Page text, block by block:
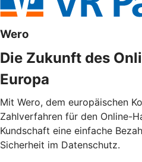
Wero
Die Zukunft des
Europa
Mit Wero, dem europäischen
Zahlverfahren für den Online-
Kundschaft eine einfache
Sicherheit im Datenschutz.